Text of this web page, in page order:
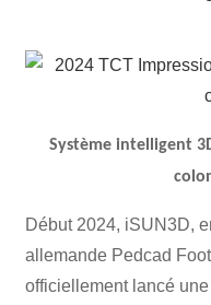
Système intelligent
Début 2024, iSUN3D,
allemande Pedcad
officiellement lancé